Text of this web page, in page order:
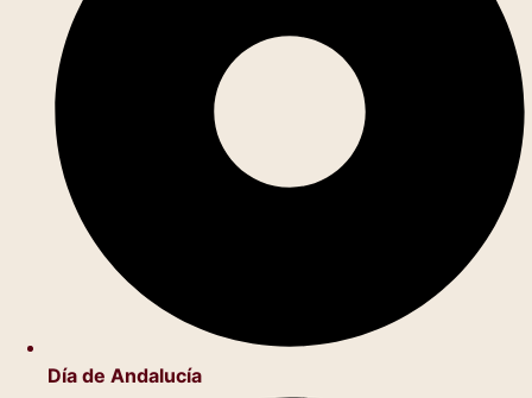
Día de Andalucía